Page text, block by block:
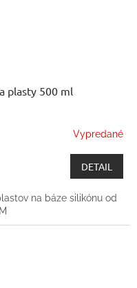
plasty 500 ml
Vypredané
DETAIL
na báze silikónu od